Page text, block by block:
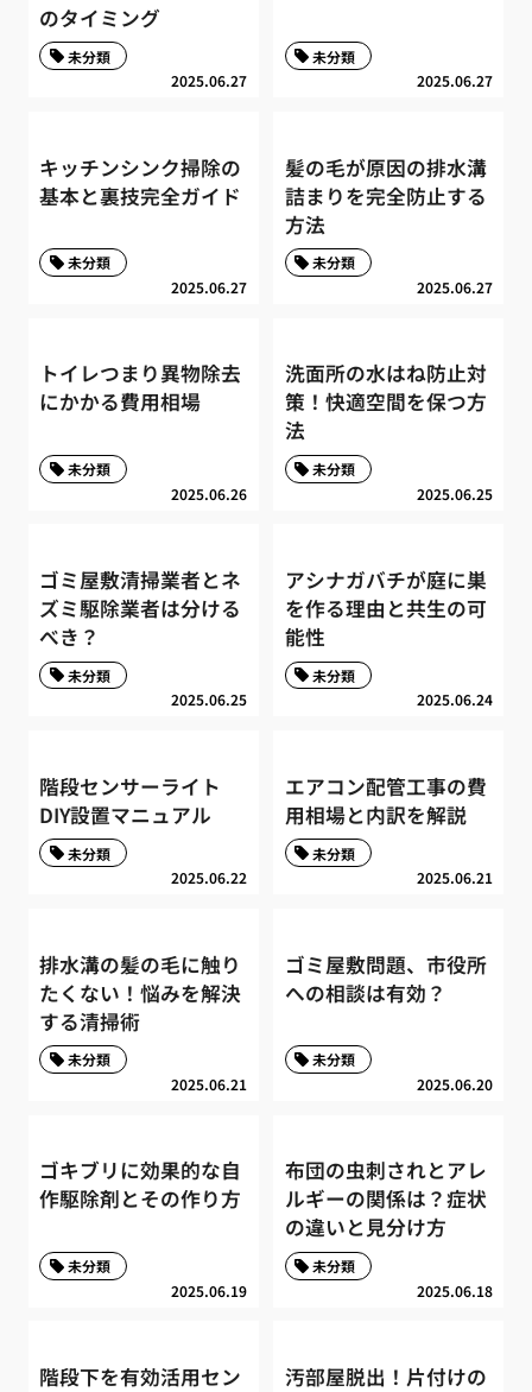
のタイミング
2025.06.27
未分類
2025.06.27
未分類
キッチンシンク掃除の
基本と裏技完全ガイド
2025.06.27
未分類
髪の毛が原因の排水溝
詰まりを完全防止する
方法
2025.06.27
未分類
トイレつまり異物除去
にかかる費用相場
2025.06.26
未分類
洗面所の水はね防止対
策！快適空間を保つ方
法
2025.06.25
未分類
ゴミ屋敷清掃業者とネ
ズミ駆除業者は分ける
べき？
2025.06.25
未分類
アシナガバチが庭に巣
を作る理由と共生の可
能性
2025.06.24
未分類
階段センサーライト
DIY設置マニュアル
2025.06.22
未分類
エアコン配管工事の費
用相場と内訳を解説
2025.06.21
未分類
排水溝の髪の毛に触り
たくない！悩みを解決
する清掃術
2025.06.21
未分類
ゴミ屋敷問題、市役所
への相談は有効？
2025.06.20
未分類
ゴキブリに効果的な自
作駆除剤とその作り方
2025.06.19
未分類
布団の虫刺されとアレ
ルギーの関係は？症状
の違いと見分け方
2025.06.18
未分類
階段下を有効活用セン
汚部屋脱出！片付けの